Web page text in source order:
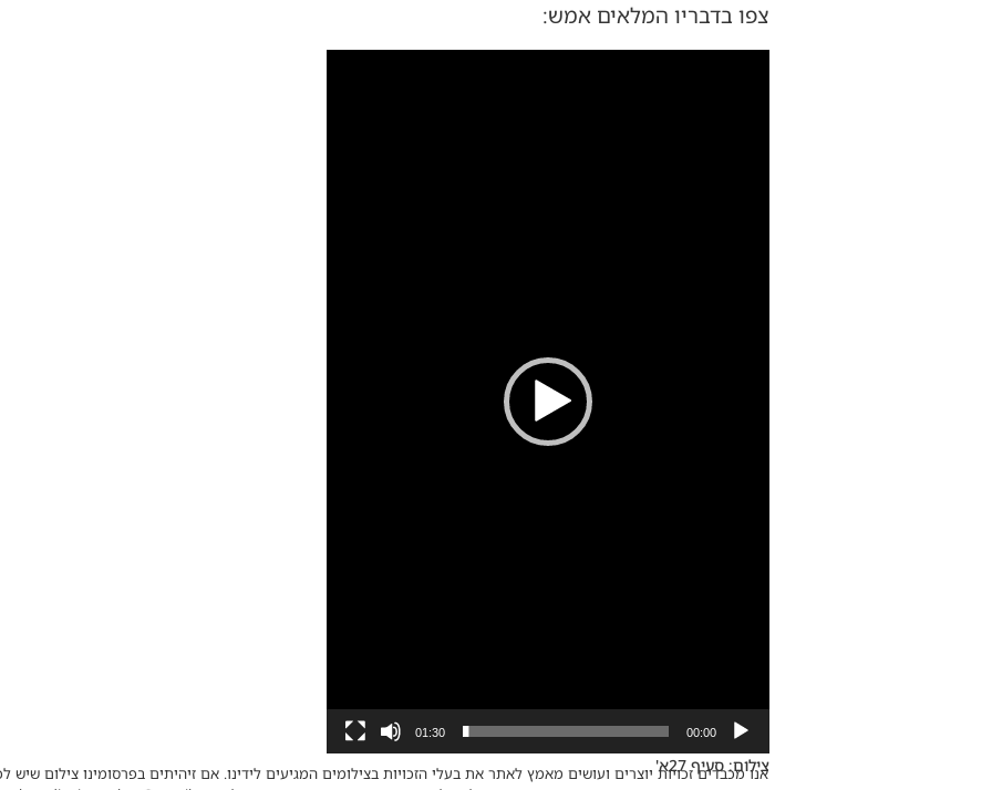
צפו בדבריו המלאים אמש:
00:00
01:30
צילום: סעיף 27א'
אנו מכבדים זכויות יוצרים ועושים מאמץ לאתר את בעלי הזכויות בצילומים המגיעים לידינו. אם זיהיתים בפרסומינו צילום